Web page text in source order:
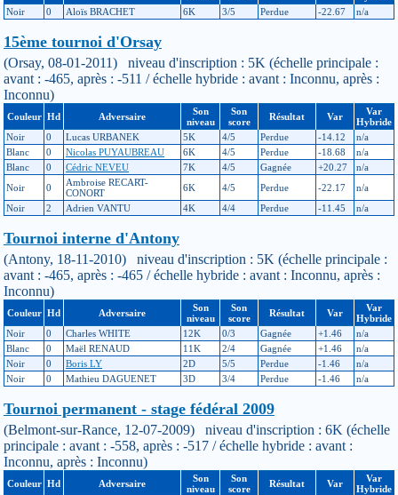
Noir
0 Aloïs BRACHET 6K 3/5 Perdue -22.67 n/a
15ème tournoi d'Orsay
(Orsay, 08-01-2011) niveau d'inscription : 5K (échelle principale :
avant : -465, après : -511 / échelle hybride : avant : Inconnu, après :
Inconnu)
Couleur Hd Adversaire
Son
niveau
Son
score
Résultat Var
Var
Hybride
Noir
0 Lucas URBANEK 5K 4/5 Perdue -14.12
n/a
Blanc
0 Nicolas PUYAUBREAU 6K 4/5 Perdue -18.68
n/a
Blanc
0 Cédric NEVEU 7K 4/5 Gagnée +20.27
n/a
Noir
0
Ambroise RECART-
CONORT
6K 4/5 Perdue -22.17
n/a
Noir
2 Adrien VANTU 4K 4/4 Perdue -11.45 n/a
Tournoi interne d'Antony
(Antony, 18-11-2010) niveau d'inscription : 5K (échelle principale :
avant : -465, après : -465 / échelle hybride : avant : Inconnu, après :
Inconnu)
Couleur Hd Adversaire
Son
niveau
Son
score
Résultat Var
Var
Hybride
Noir
0 Charles WHITE 12K 0/3 Gagnée +1.46
n/a
Blanc
0 Maël RENAUD 11K 2/4 Gagnée +1.46
n/a
Noir
0 Boris LY 2D 5/5 Perdue -1.46
n/a
Noir
0 Mathieu DAGUENET 3D 3/4 Perdue -1.46 n/a
Tournoi permanent - stage fédéral 2009
(Belmont-sur-Rance, 12-07-2009) niveau d'inscription : 6K (échelle
principale : avant : -558, après : -517 / échelle hybride : avant :
Inconnu, après : Inconnu)
Couleur Hd Adversaire
Son
niveau
Son
score
Résultat Var
Var
Hybride